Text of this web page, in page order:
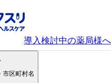
導入検討中の薬局様へ
市区町村名
て待ち時間を短く！
て待ち時間を短く！